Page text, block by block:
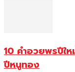
10 คำอวยพรปีใ
ปีหนูทอง